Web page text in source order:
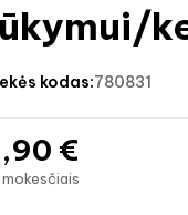
kodas:780831
€
mokesčiais